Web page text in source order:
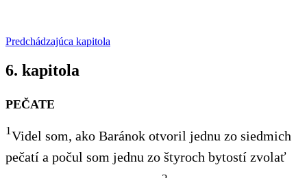
Predchádzajúca kapitola
6. kapitola
PEČATE
1Videl som, ako Baránok otvoril jednu zo siedmich
pečatí a počul som jednu zo štyroch bytostí zvolať